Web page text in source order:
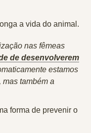
a vida do animal.
nas fêmeas
de desenvolverem
estamos
também a
forma de prevenir o